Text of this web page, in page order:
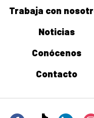
Trabaja con
Noticias
Conócenos
Contacto